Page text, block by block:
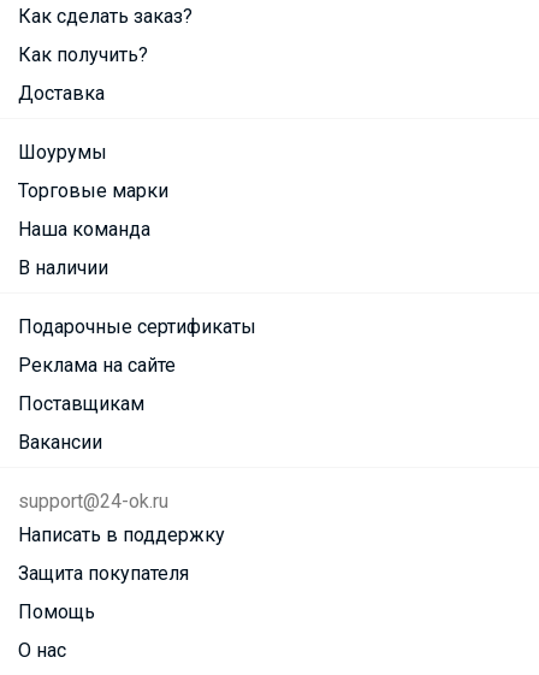
Как сделать заказ?
Как получить?
Доставка
Шоурумы
Торговые марки
Наша команда
В наличии
Подарочные сертификаты
Реклама на сайте
Поставщикам
Вакансии
support@24-ok.ru
Написать в поддержку
Защита покупателя
Помощь
О нас